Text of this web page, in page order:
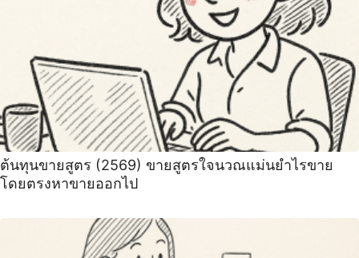
ต้นทุนขายสูตร (2569) ขายสูตรใจนวณแม่นยำไรขาย
โดยตรงหาขายออกไป